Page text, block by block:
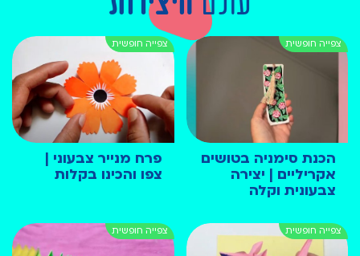
הכנת סימניה בטושים
אקריליים | יצירה
צבעונית וקלה
פרח מנייר צבעוני |
צפו והכינו בקלות